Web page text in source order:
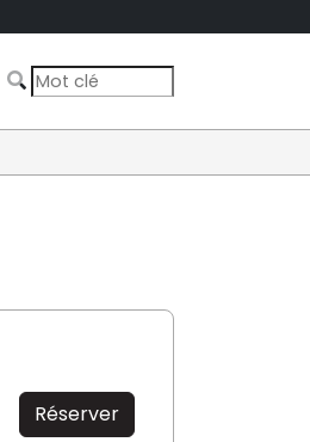
Réserver